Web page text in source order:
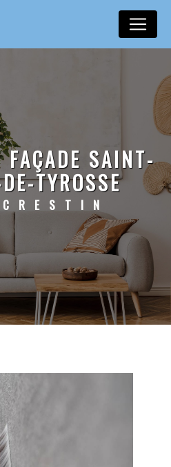
FAÇADE SAINT-
TYROSSE